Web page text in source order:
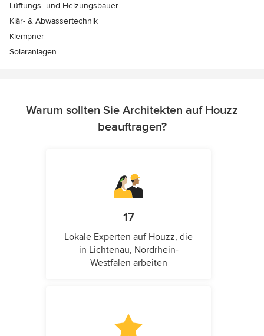
Lüftungs- und Heizungsbauer
Klär- & Abwassertechnik
Klempner
Solaranlagen
Warum sollten Sie Architekten auf Houzz
beauftragen?
17
Lokale Experten auf Houzz, die
in Lichtenau, Nordrhein-
Westfalen arbeiten